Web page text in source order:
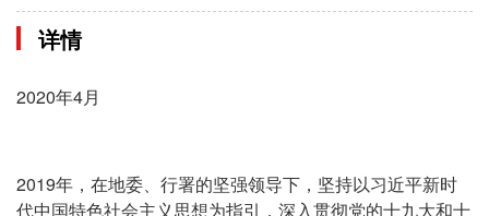
详情
2020年4月
2019年，在地委、行署的坚强领导下，坚持以习近平新时
代中国特色社会主义思想为指引，深入贯彻党的十九大和十